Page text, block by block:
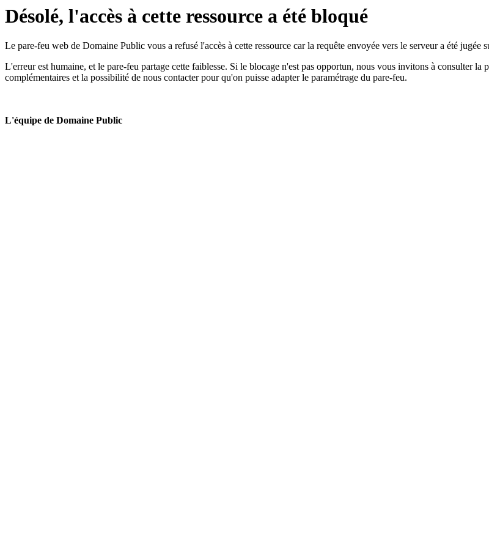
Désolé, l'accès à cette ressource a été bloqué
Le pare-feu web de Domaine Public vous a refusé l'accès à cette ressource car la requête envoyée vers le serveur a été jugée
L'erreur est humaine, et le pare-feu partage cette faiblesse. Si le blocage n'est pas opportun, nous vous invitons à consulter la
complémentaires et la possibilité de nous contacter pour qu'on puisse adapter le paramétrage du pare-feu.
L'équipe de Domaine Public